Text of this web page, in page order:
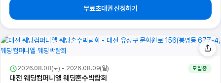
무료초대권 신청하기
2026.08.08(토) - 2026.08.09(일) 모집중
대전 웨딩컴퍼니엘 웨딩혼수박람회